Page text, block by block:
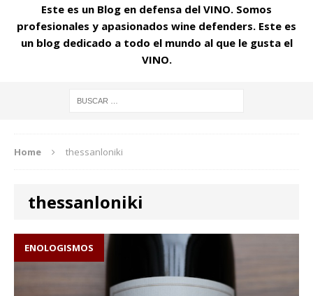
Este es un Blog en defensa del VINO. Somos
profesionales y apasionados wine defenders. Este es
un blog dedicado a todo el mundo al que le gusta el
VINO.
Home thessanloniki
thessanloniki
ENOLOGISMOS